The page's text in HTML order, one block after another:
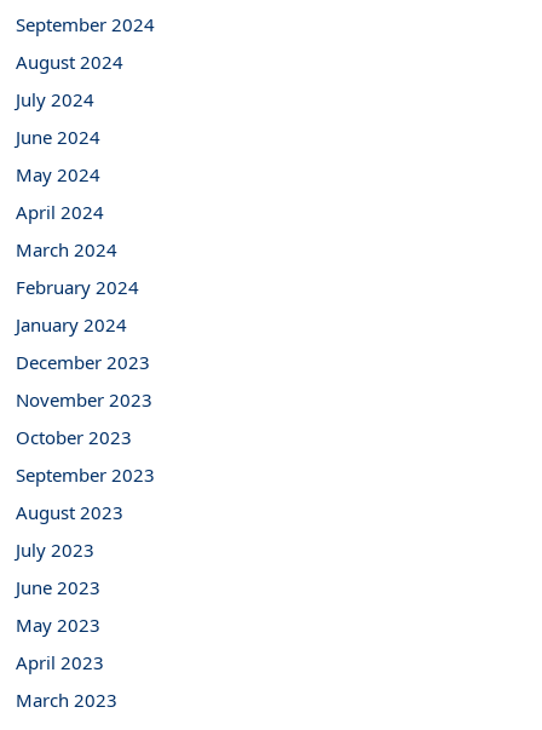
September 2024
August 2024
July 2024
June 2024
May 2024
April 2024
March 2024
February 2024
January 2024
December 2023
November 2023
October 2023
September 2023
August 2023
July 2023
June 2023
May 2023
April 2023
March 2023